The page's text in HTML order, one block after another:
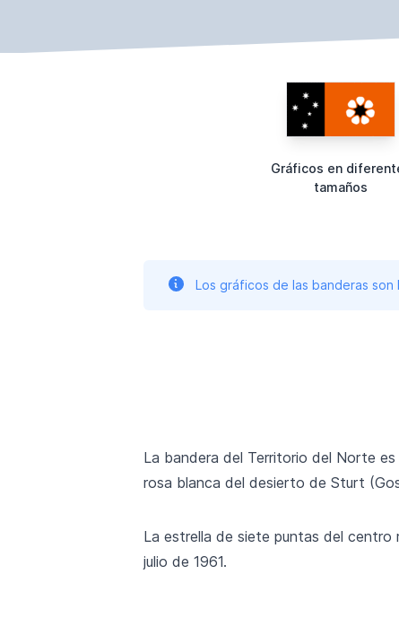
Gráficos en
tamaños
Los gráficos de las banderas
La bandera del Territorio del Norte
rosa blanca del desierto de Sturt
La estrella de siete puntas del
julio de 1961.